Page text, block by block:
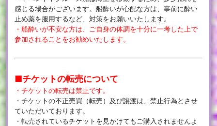
感じる場合がございます。船酔いが心配な方は、事前に酔い
止め薬を服用するなど、対策をお願いいたします。
・船酔いが不安な方は、ご自身の体調を十分に一考した上で
参加されることをお勧めいたします。
■チケットの転売について
・チケットの転売は禁止です。
・チケットの不正売買（転売）及び譲渡は、禁止行為とさせ
ていただいております。
・転売されているチケットを見かけてもご購入されませんよ